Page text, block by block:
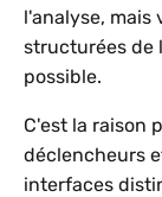
l'analyse, mais
structurées de
possible.
C'est la raison
déclencheurs
interfaces